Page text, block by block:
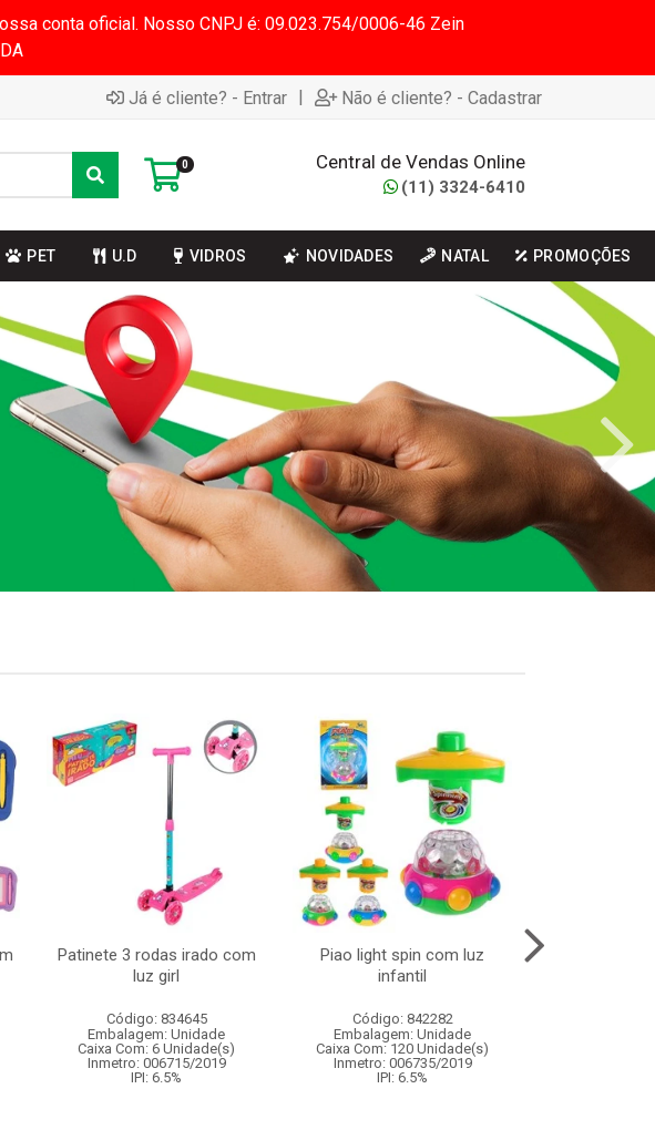
conta oficial. Nosso CNPJ é: 09.023.754/0006-46 Zein
Já é cliente? - Entrar | Não é cliente? - Cadastrar
0 Central de Vendas Online
(11) 3324-6410
PET U.D VIDROS NOVIDADES NATAL PROMOÇÕES
Patinete 3 rodas irado com
luz girl
Código: 834645
Embalagem: Unidade
Caixa Com: 6 Unidade(s)
Inmetro: 006715/2019
IPI: 6.5%
Piao light spin com luz
infantil
Código: 842282
Embalagem: Unidade
Caixa Com: 120 Unidade(s)
Inmetro: 006735/2019
IPI: 6.5%